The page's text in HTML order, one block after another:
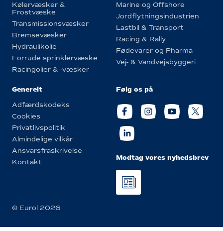
Kølervæsker &
Frostvæske
Transmissionsvæsker
Bremsevæsker
Hydraulikolie
Forrude sprinklervæske
Racingolier & -væsker
Marine og Offshore
Jordflytningsindustrien
Lastbil & Transport
Racing & Rally
Fødevarer og Pharma
Vej- & Vandvejsbyggeri
Generelt
Adfærdskodeks
Cookies
Privatlivspolitik
Almindelige vilkår
Ansvarsfraskrivelse
Kontakt
Følg os på
Modtag vores nyhedsbrev
© Eurol 2026